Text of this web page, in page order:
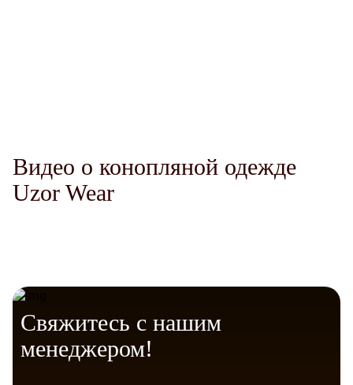
Messenger
Max
Видео о конопляной одежде
Uzor Wear
Свяжитесь с нашим
менеджером!